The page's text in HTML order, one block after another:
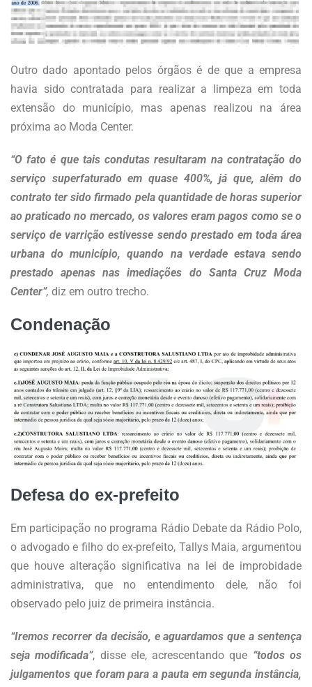
Outro dado apontado pelos órgãos é de que a empresa
havia sido contratada para realizar a limpeza em toda
extensão do município, mas apenas realizou na área
próxima ao Moda Center.
“O fato é que tais condutas resultaram na contratação do
serviço superfaturado em quase 400%, já que, além do
contrato ter sido firmado pela quantidade de horas superior
ao praticado no mercado, os valores eram pagos como se o
serviço de varrição estivesse sendo prestado em toda área
urbana do município, quando na verdade estava sendo
prestado apenas nas imediações do Santa Cruz Moda
Center”, diz em outro trecho.
Condenação
Defesa do ex-prefeito
Em participação no programa Rádio Debate da Rádio Polo,
o advogado e filho do ex-prefeito, Tallys Maia, argumentou
que houve alteração significativa na lei de improbidade
administrativa, que no entendimento dele, não foi
observado pelo juiz de primeira instância.
“Iremos recorrer da decisão, e aguardamos que a sentença
seja modificada”, disse ele, acrescentando que “todos os
julgamentos que foram para a pauta em segunda instância,